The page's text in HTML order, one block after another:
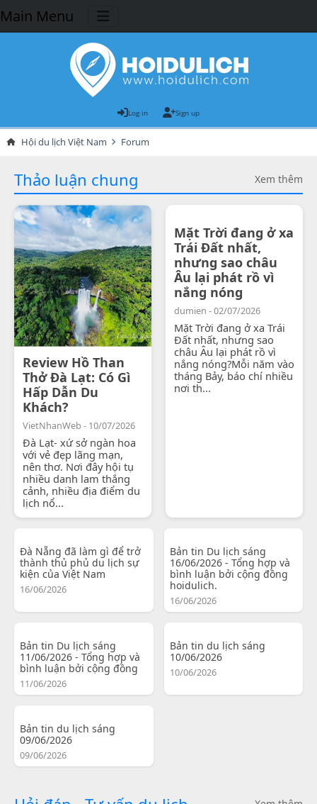
Main Menu
Log in Sign up
Hội du lịch Việt Nam Forum
Thảo luận chung Xem thêm
Review Hồ Than
Thở Đà Lạt: Có Gì
Hấp Dẫn Du
Khách?
VietNhanWeb - 10/07/2026
Đà Lạt- xứ sở ngàn hoa
với vẻ đẹp lãng mạn,
nên thơ. Nơi đây hội tụ
nhiều danh lam thắng
cảnh, nhiều địa điểm du
lịch nổ...
Mặt Trời đang ở xa
Trái Đất nhất,
nhưng sao châu
Âu lại phát rồ vì
nắng nóng
dumien - 02/07/2026
Mặt Trời đang ở xa Trái
Đất nhất, nhưng sao
châu Âu lại phát rồ vì
nắng nóng?Mỗi năm vào
tháng Bảy, báo chí nhiều
nơi th...
Đà Nẵng đã làm gì để trở
thành thủ phủ du lịch sự
kiện của Việt Nam
16/06/2026
Bản tin Du lịch sáng
16/06/2026 - Tổng hợp và
bình luận bởi cộng đồng
hoidulich.
16/06/2026
Bản tin Du lịch sáng
11/06/2026 - Tổng hợp và
bình luận bởi cộng đồng
11/06/2026
Bản tin du lịch sáng
10/06/2026
10/06/2026
Bản tin du lịch sáng
09/06/2026
09/06/2026